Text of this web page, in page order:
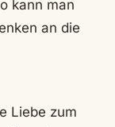
kann man
an die
Liebe zum